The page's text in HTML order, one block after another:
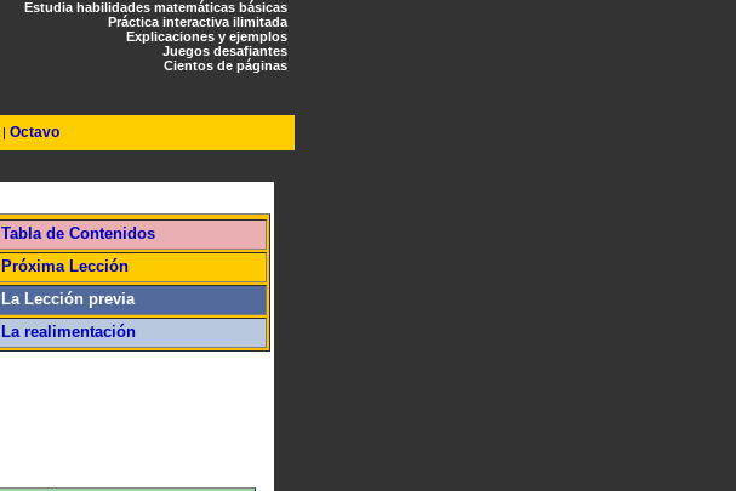
Estudia habilidades matemáticas básicas
Práctica interactiva ilimitada
Explicaciones y ejemplos
Juegos desafiantes
Cientos de páginas
| Octavo
Tabla de Contenidos
Próxima Lección
La Lección previa
La realimentación